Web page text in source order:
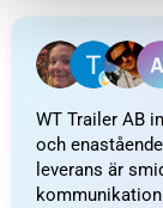
WT Trailer AB
och
leverans är